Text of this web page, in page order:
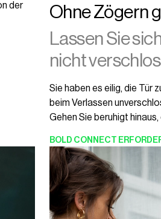
der
Ohne Zögern
Lassen Sie
nicht
Sie haben es eilig, die Tür
beim Verlassen
Gehen Sie beruhigt
BOLD CONNECT